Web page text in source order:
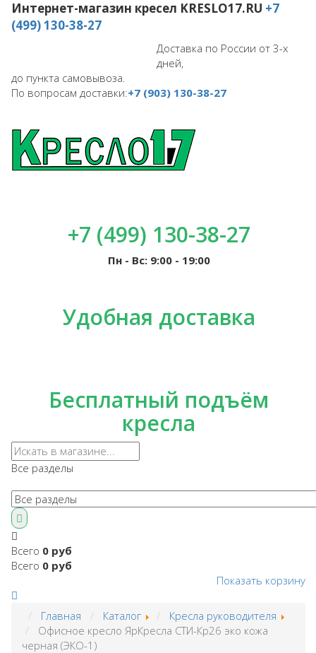
Интернет-магазин кресел KRESLO17.RU +7
(499) 130-38-27
Доставка по России от 3-х
дней,
до пункта самовывоза.
По вопросам доставки:+7 (903) 130-38-27
+7 (499) 130-38-27
Пн - Вс: 9:00 - 19:00
Удобная доставка
Бесплатный подъём
кресла
Все разделы
Всего 0 руб
Всего 0 руб
Показать корзину
Главная Каталог
Кресла руководителя
Офисное кресло ЯрКресла СТИ-Кр26 эко кожа
черная (ЭКО-1)